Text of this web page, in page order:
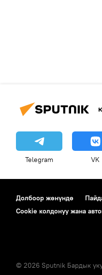
Telegram VK
Долбоор жөнүндө
Cookie колдонуу жана
© 2026 Sputnik Бардык